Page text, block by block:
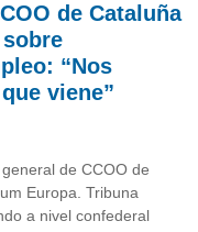
de Cataluña
“Nos
viene”
de CCOO de
Europa. Tribuna
a nivel confederal